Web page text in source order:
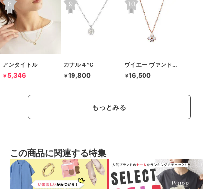
アンタイトル
￥ 5,346
カナル４℃
￥19,800
ヴイエー ヴァンドーム青山
￥16,500
もっとみる
この商品に関連する特集